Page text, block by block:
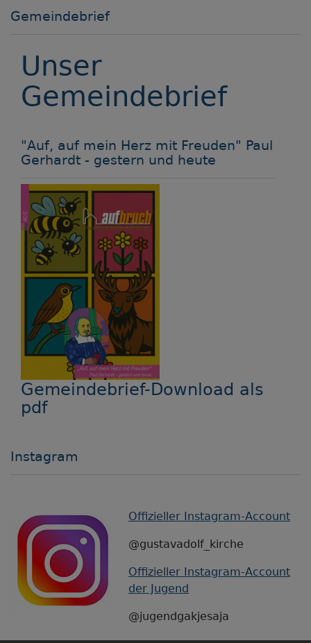
Gemeindebrief
Unser
Gemeindebrief
"Auf, auf mein Herz mit Freuden" Paul
Gerhardt - gestern und heute
Gemeindebrief-Download als
pdf
Instagram
Offizieller Instagram-Account
@gustavadolf_kirche
Offizieller Instagram-Account
der Jugend
@jugendgakjesaja